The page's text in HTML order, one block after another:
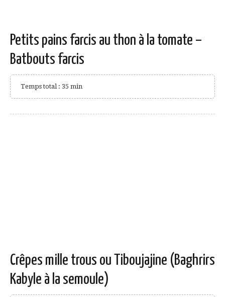
Petits pains farcis au thon à la tomate –
Batbouts farcis
Temps total : 35 min
Crêpes mille trous ou Tiboujajine (Baghrirs
Kabyle à la semoule)